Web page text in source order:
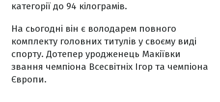
категорії до 94 кілограмів.
На сьогодні він є володарем повного
комплекту головних титулів у своєму виді
спорту. Дотепер уродженець Макіївки
звання чемпіона Всесвітніх Ігор та чемпіона
Європи.